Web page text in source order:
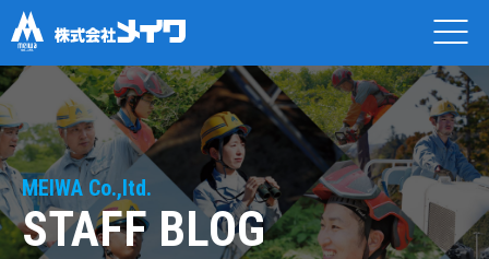
MEIWA Co.,ltd.
STAFF BLOG